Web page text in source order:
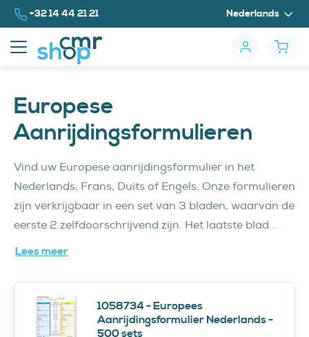
Naar inhoud
Bel ons op
+32 14 44 21 21 Nederlands
Europese
Aanrijdingsformulieren
Vind uw Europese aanrijdingsformulier in het
Nederlands, Frans, Duits of Engels. Onze formulieren
zijn verkrijgbaar in een set van 3 bladen, waarvan de
eerste 2 zelfdoorschrijvend zijn. Het laatste blad...
Lees meer
1058734 - Europees
Aanrijdingsformulier Nederlands -
500 sets